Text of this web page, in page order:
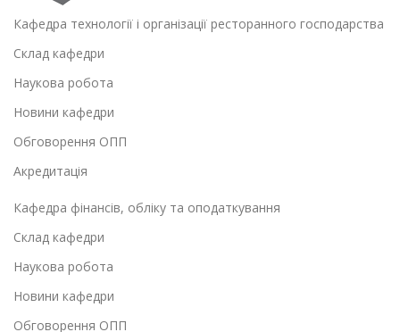
Кафедра технології і організації ресторанного господарства
Склад кафедри
Наукова робота
Новини кафедри
Обговорення ОПП
Акредитація
Кафедра фінансів, обліку та оподаткування
Склад кафедри
Наукова робота
Новини кафедри
Обговорення ОПП